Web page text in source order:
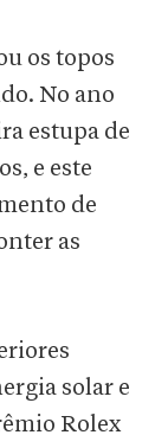
os topos
No ano
estupa de
e este
de
as
solar e
Rolex